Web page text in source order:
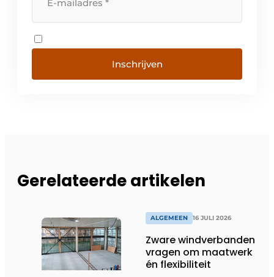
Inschrijven
Gerelateerde artikelen
ALGEMEEN 16 JULI 2026
Zware windverbanden
vragen om maatwerk
én flexibiliteit